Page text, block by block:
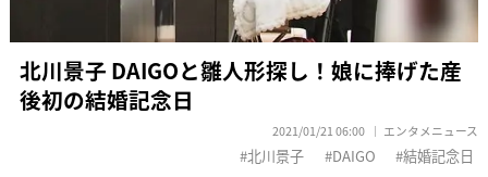
北川景子 DAIGOと雛人形探し！娘に捧げた産
後初の結婚記念日
2021/01/21 06:00 エンタメニュース
北川景子 DAIGO 結婚記念日